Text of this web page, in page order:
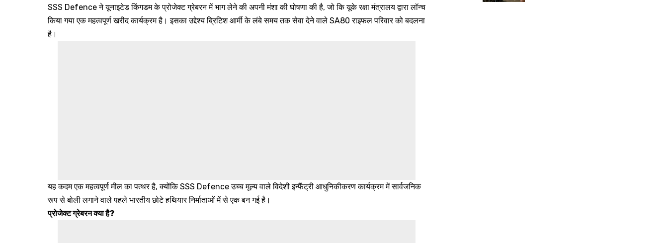
SSS Defence ने यूनाइटेड किंगडम के प्रोजेक्ट ग्रेबरन में भाग लेने की अपनी मंशा की घोषणा की है, जो कि यूके रक्षा मंत्रालय द्वारा लॉन्च
किया गया एक महत्वपूर्ण खरीद कार्यक्रम है। इसका उद्देश्य ब्रिटिश आर्मी के लंबे समय तक सेवा देने वाले SA80 राइफल परिवार को बदलना
है।
यह कदम एक महत्वपूर्ण मील का पत्थर है, क्योंकि SSS Defence उच्च मूल्य वाले विदेशी इन्फैंट्री आधुनिकीकरण कार्यक्रम में सार्वजनिक
रूप से बोली लगाने वाले पहले भारतीय छोटे हथियार निर्माताओं में से एक बन गई है।
प्रोजेक्ट ग्रेबरन क्या है?